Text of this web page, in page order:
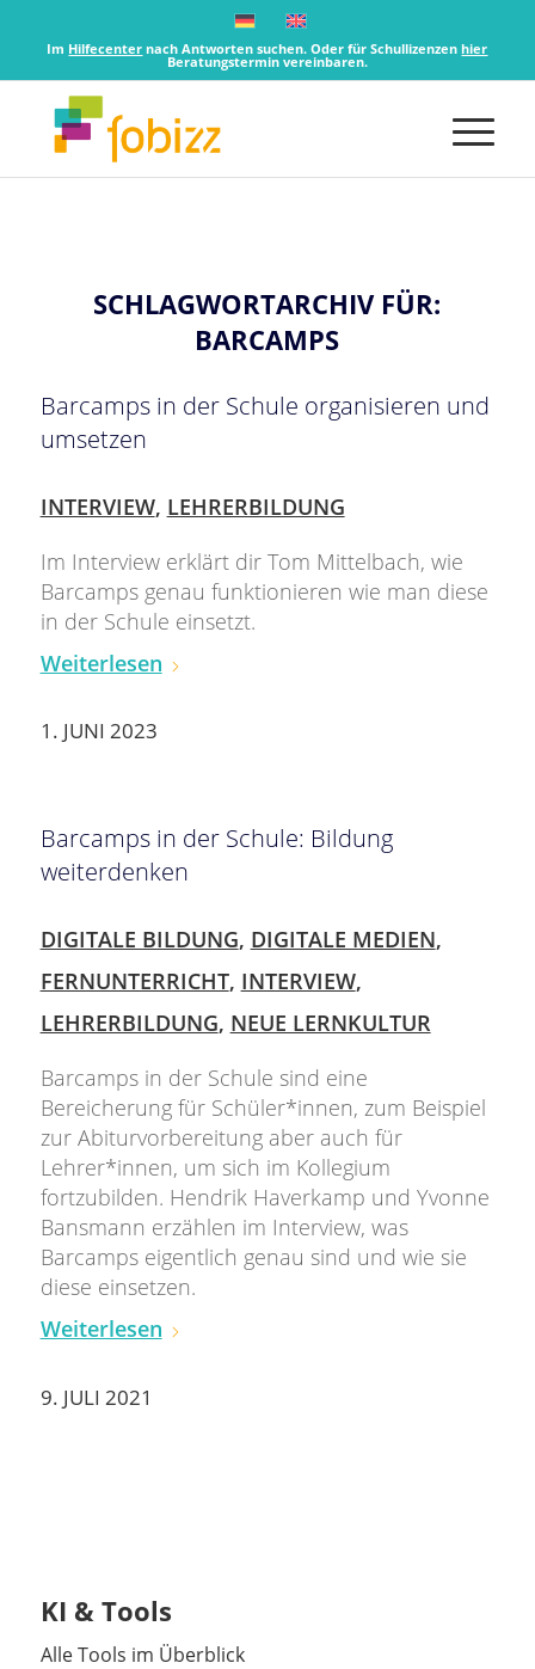
Im Hilfecenter nach Antworten suchen. Oder für Schullizenzenhier
Beratungstermin vereinbaren.
SCHLAGWORTARCHIV FÜR:
BARCAMPS
Barcamps in der Schule organisieren und
umsetzen
INTERVIEW, LEHRERBILDUNG
Im Interview erklärt dir Tom Mittelbach, wie
Barcamps genau funktionieren wie man diese
in der Schule einsetzt.
Weiterlesen
1. JUNI 2023
Barcamps in der Schule: Bildung
weiterdenken
DIGITALE BILDUNG, DIGITALE MEDIEN,
FERNUNTERRICHT, INTERVIEW,
LEHRERBILDUNG, NEUE LERNKULTUR
Barcamps in der Schule sind eine
Bereicherung für Schüler*innen, zum Beispiel
zur Abiturvorbereitung aber auch für
Lehrer*innen, um sich im Kollegium
fortzubilden. Hendrik Haverkamp und Yvonne
Bansmann erzählen im Interview, was
Barcamps eigentlich genau sind und wie sie
diese einsetzen.
Weiterlesen
9. JULI 2021
KI & Tools
Alle Tools im Überblick